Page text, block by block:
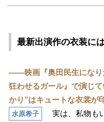
最新出演作の衣装に
――映画『奥田民生になり
狂わせるガール』で演じ
かり”はキュートな衣裳が
水原希子
実は、私物も